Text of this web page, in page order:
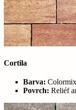
Cortila
Barva:
Povrch: Reliéf